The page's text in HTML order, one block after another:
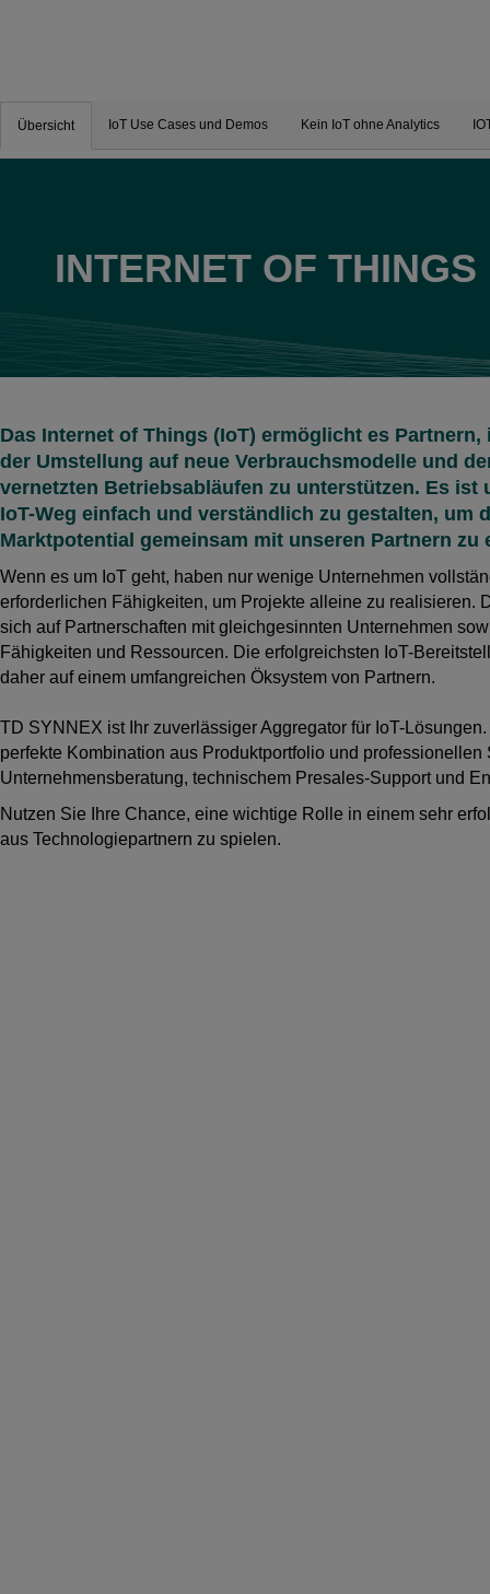
Übersicht IoT Use Cases und Demos Kein IoT ohne Analytics
INTERNET OF THINGS
Das Internet of Things (IoT) ermöglicht es Partnern,
der Umstellung auf neue Verbrauchsmodelle und
vernetzten Betriebsabläufen zu unterstützen. Es ist
IoT-Weg einfach und verständlich zu gestalten, um
Marktpotential gemeinsam mit unseren Partnern
Wenn es um IoT geht, haben nur wenige Unternehmen
erforderlichen Fähigkeiten, um Projekte alleine zu realisieren.
sich auf Partnerschaften mit gleichgesinnten Unternehmen
Fähigkeiten und Ressourcen. Die erfolgreichsten IoT-
daher auf einem umfangreichen Öksystem von Partnern.
TD SYNNEX ist Ihr zuverlässiger Aggregator für IoT-
perfekte Kombination aus Produktportfolio und professionellen
Unternehmensberatung, technischem Presales-Support und
Nutzen Sie Ihre Chance, eine wichtige Rolle in einem sehr
aus Technologiepartnern zu spielen.